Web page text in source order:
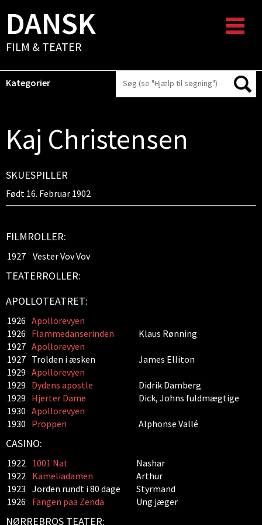
DANSK
FILM & TEATER
Kategorier
Kaj Christensen
SKUESPILLER
Født 16. Februar 1902
FILMROLLER:
1927 Vester Vov Vov
TEATERROLLER:
APOLLOTEATRET:
1926 Apollorevyen
1926 Flammedanserinden
Klaus Rønning
1927 Apollorevyen
1927 Trolden i æsken
James Elliton
1929 Apollorevyen
1929 Dydens apostle
Didrik Damberg
1929 Hjerter Dame
Dick, Johns fuldmægtige
1930 Apollorevyen
1930 Proppen Alphonse Vallé
CASINO:
1922 1001 Nat
Nashar
1922 Kameliadamen
Arthur
1923 Jorden rundt i 80 dage
Styrmand
1926
Fangen paa Zenda Ung jæger
NØRREBROS TEATER: